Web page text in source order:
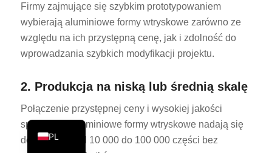
Firmy zajmujące się szybkim prototypowaniem
wybierają aluminiowe formy wtryskowe zarówno ze
względu na ich przystępną cenę, jak i zdolność do
wprowadzania szybkich modyfikacji projektu.
2. Produkcja na niską lub średnią skalę
Połączenie przystępnej ceny i wysokiej jakości
sprawia, że aluminiowe formy wtryskowe nadają się
do produkcji od 10 000 do 100 000 części bez
PL
DE
RU
NL